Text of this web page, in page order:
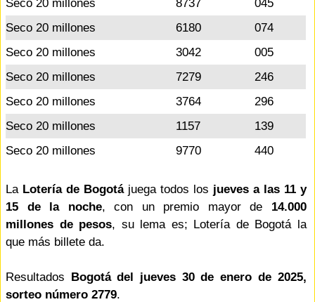
Seco 20 millones
8737
045
Seco 20 millones
6180
074
Seco 20 millones
3042
005
Seco 20 millones
7279
246
Seco 20 millones
3764
296
Seco 20 millones
1157
139
Seco 20 millones
9770 440
La Lotería de Bogotájuega todos los jueves a las 11 y
15 de la noche, con un premio mayor de 14.000
millones de pesos, su lema es; Lotería de Bogotá la
que más billete da.
Resultados Bogotá del jueves 30 de enero de 2025,
sorteo número 2779.